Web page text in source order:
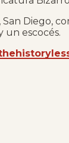
Diego,
un escocés.